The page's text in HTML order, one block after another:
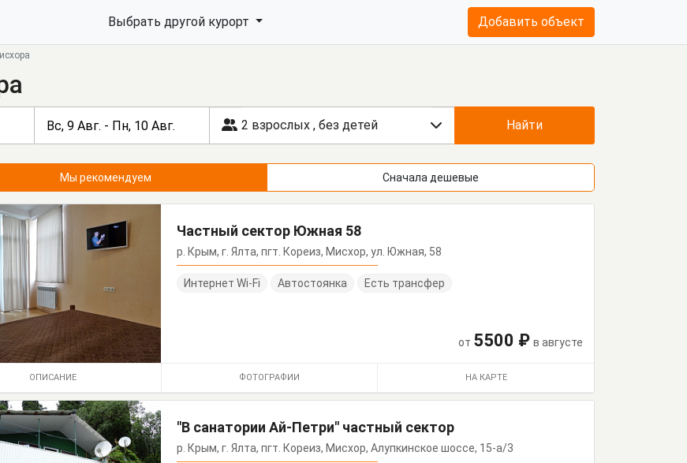
Выбрать другой курорт Добавить объект
2 взрослых , без детей Найти
Мы рекомендуем Сначала дешевые
Частный сектор Южная 58
р. Крым, г. Ялта, пгт. Кореиз, Мисхор, ул. Южная, 58
Интернет Wi-Fi Автостоянка Есть трансфер
от 5500 ₽ в августе
ОПИСАНИЕ ФОТОГРАФИИ НА КАРТЕ
"В санатории Ай-Петри" частный сектор
р. Крым, г. Ялта, пгт. Кореиз, Мисхор, Алупкинское шоссе, 15-а/3